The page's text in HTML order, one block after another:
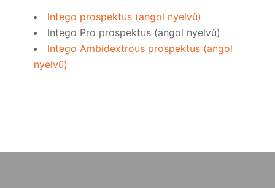
Intego prospektus (angol nyelvű)
Intego Pro prospektus (angol nyelvű)
Intego Ambidextrous prospektus (angol
nyelvű)